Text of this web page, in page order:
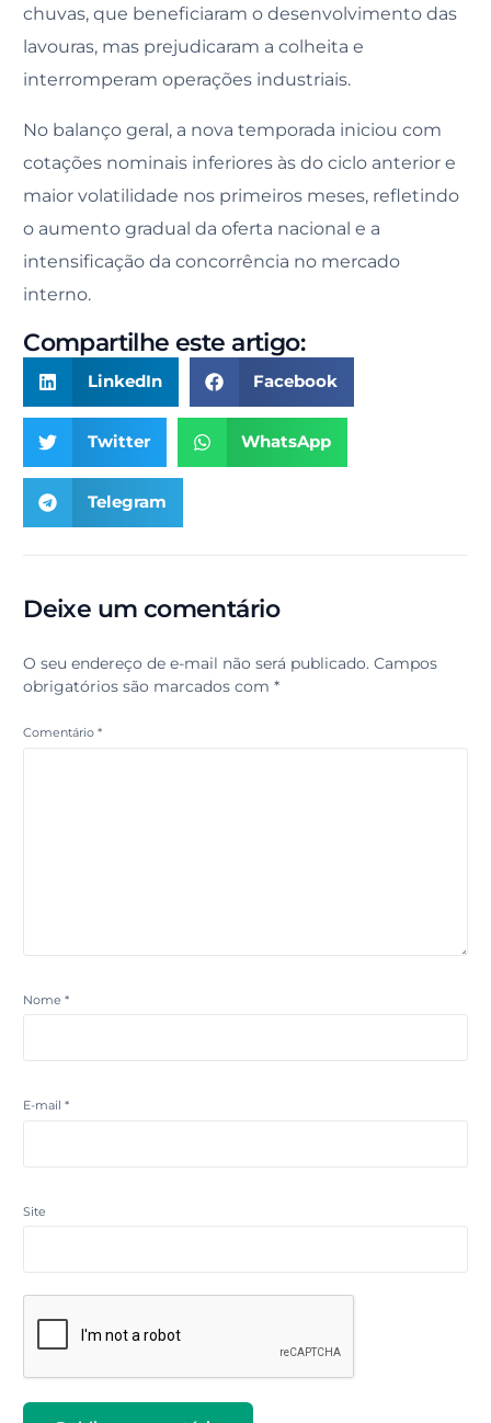
chuvas, que beneficiaram o desenvolvimento das
lavouras, mas prejudicaram a colheita e
interromperam operações industriais.
No balanço geral, a nova temporada iniciou com
cotações nominais inferiores às do ciclo anterior e
maior volatilidade nos primeiros meses, refletindo
o aumento gradual da oferta nacional e a
intensificação da concorrência no mercado
interno.
Compartilhe este artigo:
LinkedIn Facebook
Twitter WhatsApp
Telegram
Deixe um comentário
O seu endereço de e-mail não será publicado. Campos
obrigatórios são marcados com*
Comentário*
Nome*
E-mail*
Site